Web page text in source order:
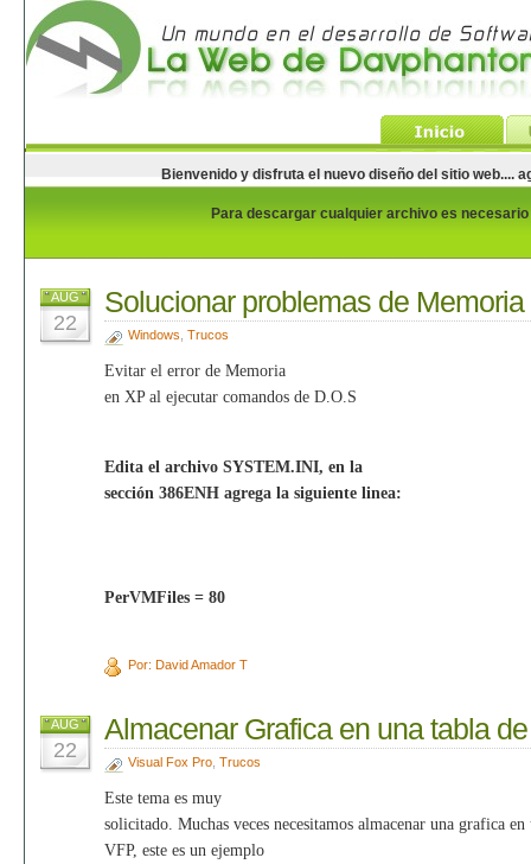
Bienvenido y disfruta el nuevo diseño del sitio web....
Para descargar cualquier archivo es
AUG
22
Solucionar problemas de
Windows Trucos
Evitar el error de Memoria
en XP al ejecutar comandos de D.O.S
Edita el archivo SYSTEM.INI, en la
sección 386ENH agrega la siguiente linea:
PerVMFiles = 80
Por: David Amador T
AUG
22
Almacenar Grafica en una tabla
Visual Fox Pro, Trucos
Este tema es muy
solicitado. Muchas veces necesitamos almacenar una grafica en
VFP, este es un ejemplo